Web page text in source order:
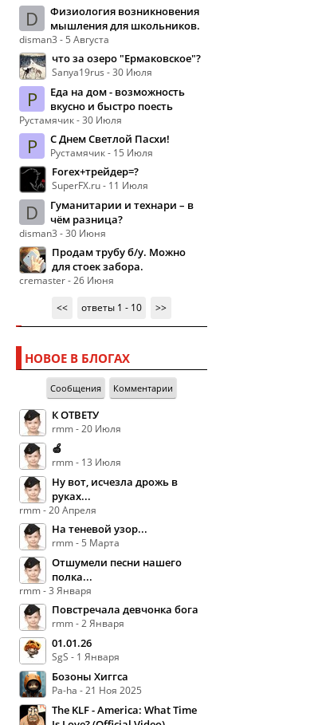
D
Физиология возникновения
мышления для школьников.
disman3 - 5 Августа
что за озеро "Ермаковское"?
Sanya19rus - 30 Июля
Р
Еда на дом - возможность
вкусно и быстро поесть
Рустамячик - 30 Июля
Р С Днем Светлой Пасхи!
Рустамячик - 15 Июля
Forex+трейдер=?
SuperFX.ru - 11 Июля
D
Гуманитарии и технари – в
чём разница?
disman3 - 30 Июня
Продам трубу б/у. Можно
для стоек забора.
cremaster - 26 Июня
<<
ответы 1 - 10 >>
НОВОЕ В БЛОГАХ
Сообщения Комментарии
К ОТВЕТУ
rmm - 20 Июля
🍏
rmm - 13 Июля
Ну вот, исчезла дрожь в
руках...
rmm - 20 Апреля
На теневой узор...
rmm - 5 Марта
Отшумели песни нашего
полка...
rmm - 3 Января
Повстречала девчонка бога
rmm - 2 Января
01.01.26
SgS - 1 Января
Бозоны Хиггса
Pa-ha - 21 Ноя 2025
The KLF - America: What Time